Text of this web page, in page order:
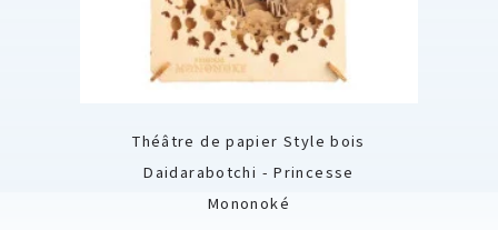
Théâtre de papier Style bois
Daidarabotchi - Princesse
Mononoké